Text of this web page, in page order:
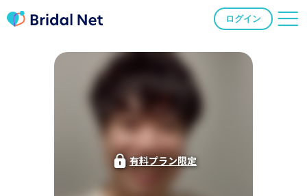
ログイン
有料プラン限定